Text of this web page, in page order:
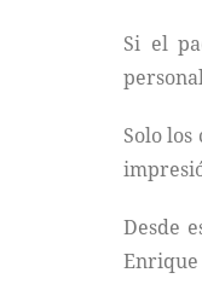
Si el
Solo
Desde
Enrique